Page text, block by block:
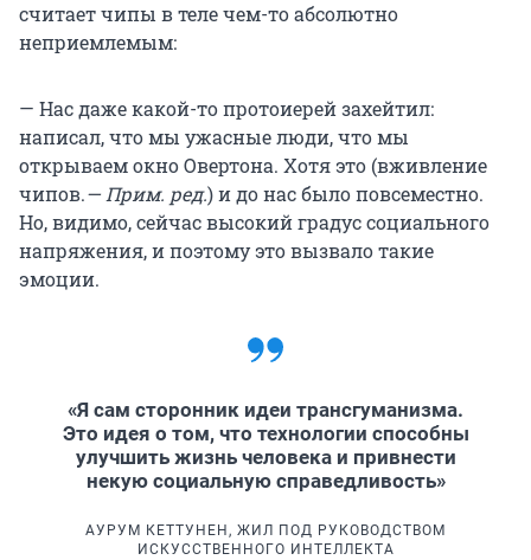
считает чипы в теле чем-то абсолютно
неприемлемым:
— Нас даже какой-то протоиерей захейтил:
написал, что мы ужасные люди, что мы
открываем окно Овертона. Хотя это (вживление
чипов.— Прим. ред.) и до нас было повсеместно.
Но, видимо, сейчас высокий градус социального
напряжения, и поэтому это вызвало такие
эмоции.
«Я сам сторонник идеи трансгуманизма.
Это идея о том, что технологии способны
улучшить жизнь человека и привнести
некую социальную справедливость»
АУРУМ КЕТТУНЕН, ЖИЛ ПОД РУКОВОДСТВОМ
ИСКУССТВЕННОГО ИНТЕЛЛЕКТА